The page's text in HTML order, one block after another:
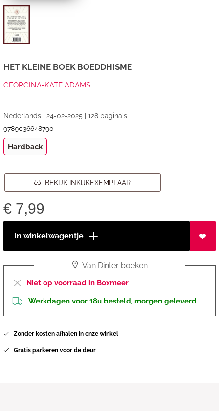
HET KLEINE BOEK BOEDDHISME
GEORGINA-KATE ADAMS
Nederlands | 24-02-2025 | 128 pagina's
9789036648790
Hardback
BEKIJK INKIJKEXEMPLAAR
€ 7,99
In winkelwagentje
Van Dinter boeken
Niet op voorraad in Boxmeer
Werkdagen voor 18u besteld, morgen geleverd
Zonder kosten afhalen in onze winkel
Gratis parkeren voor de deur